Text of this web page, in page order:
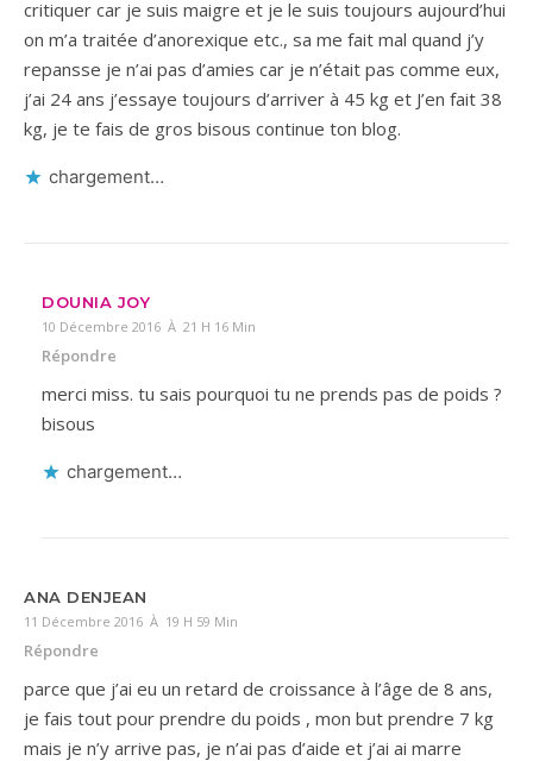
critiquer car je suis maigre et je le suis toujours aujourd’hui
on m’a traitée d’anorexique etc., sa me fait mal quand j’y
repansse je n’ai pas d’amies car je n’était pas comme eux,
j’ai 24 ans j’essaye toujours d’arriver à 45 kg et J’en fait 38
kg, je te fais de gros bisous continue ton blog.
chargement…
DOUNIA JOY
10 Décembre 2016 À 21 H 16 Min
Répondre
merci miss. tu sais pourquoi tu ne prends pas de poids ?
bisous
chargement…
ANA DENJEAN
11 Décembre 2016 À 19 H 59 Min
Répondre
parce que j’ai eu un retard de croissance à l’âge de 8 ans,
je fais tout pour prendre du poids , mon but prendre 7 kg
mais je n’y arrive pas, je n’ai pas d’aide et j’ai ai marre